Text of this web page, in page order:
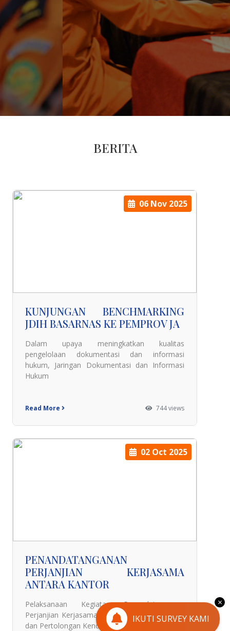
BERITA
06 Nov 2025
KUNJUNGAN BENCHMARKING
JDIH BASARNAS KE PEMPROV JA
Dalam upaya meningkatkan kualitas
pengelolaan dokumentasi dan informasi
hukum, Jaringan Dokumentasi dan Informasi
Hukum
Read More 744 views
02 Oct 2025
PENANDATANGANAN
PERJANJIAN KERJASAMA
ANTARA KANTOR
Pelaksanaan Kegiatan Penandatanganan
Perjanjian Kerjasama antara Kantor Pencarian
dan Pertolongan Kendari dengan PT. Hen
IKUTI SURVEY KAMI
×